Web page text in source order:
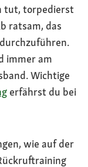
tut, torpedierst
ratsam, das
immer am
Wichtige
erfährst du bei
wie auf der